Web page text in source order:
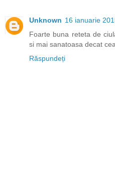
Unknown 16 ianuarie
Foarte buna reteta de
si mai sanatoasa decat
Răspundeți